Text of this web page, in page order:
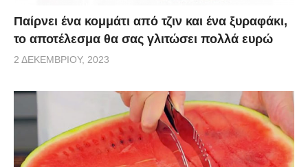
Παίρνει ένα κομμάτι από τζιν και ένα ξυραφάκι,
το αποτέλεσμα θα σας γλιτώσει πολλά ευρώ
2 ΔΕΚΕΜΒΡΊΟΥ, 2023